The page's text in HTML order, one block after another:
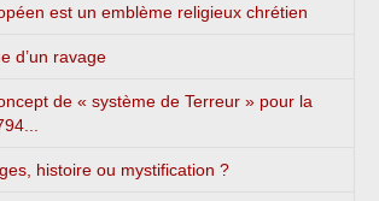
est un emblème religieux chrétien
d’un ravage
de « système de Terreur » pour la
histoire ou mystification ?